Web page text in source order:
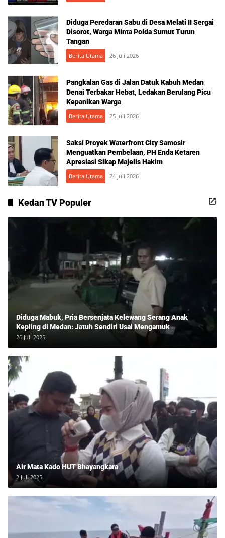
Diduga Peredaran Sabu di Desa Melati II Sergai
Disorot, Warga Minta Polda Sumut Turun
Tangan
Berita Utama 26 Juli 2026
Pangkalan Gas di Jalan Datuk Kabuh Medan
Denai Terbakar Hebat, Ledakan Berulang Picu
Kepanikan Warga
Berita Utama 25 Juli 2026
Saksi Proyek Waterfront City Samosir
Menguatkan Pembelaan, PH Enda Ketaren
Apresiasi Sikap Majelis Hakim
Berita Utama 24 Juli 2026
Kedan TV Populer
Diduga Mabuk, Pria Bersenjata Kelewang Serang Anak
Kepling di Medan: Jatuh Sendiri Usai Mengamuk
26 Juli 2025
Air Mata Kado HUT Bhayangkara
2 Juli 2025